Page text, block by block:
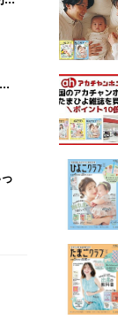
離乳食は